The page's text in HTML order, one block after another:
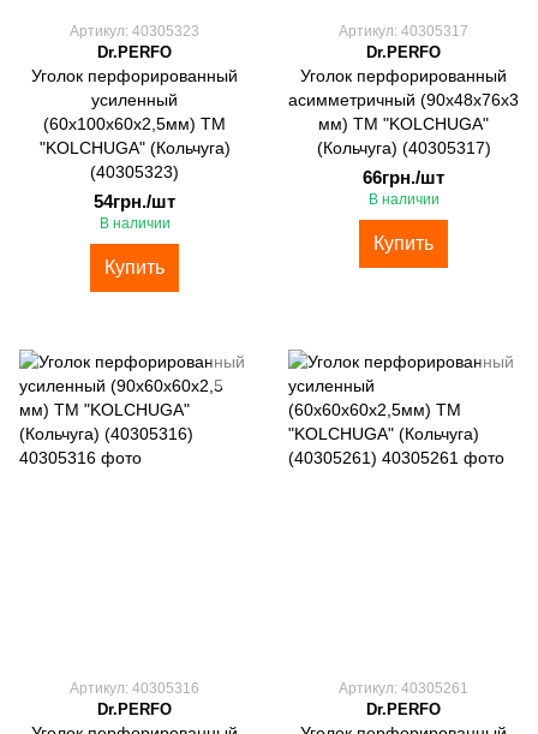
Артикул: 40305323
Dr.PERFO
Уголок перфорированный
усиленный
(60х100х60х2,5мм) ТМ
"KOLCHUGA" (Кольчуга)
(40305323)
54грн./шт
В наличии
Купить
Артикул: 40305317
Dr.PERFO
Уголок перфорированный
асимметричный (90х48х76х3
мм) ТМ "KOLCHUGA"
(Кольчуга) (40305317)
66грн./шт
В наличии
Купить
Артикул: 40305316
Dr.PERFO
Артикул: 40305261
Dr.PERFO